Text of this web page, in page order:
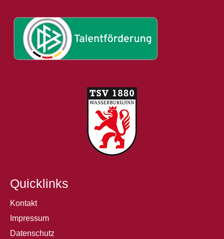
Quicklinks
Kontakt
Impressum
Datenschutz